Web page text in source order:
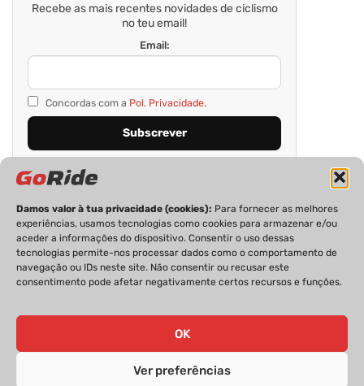
Damos valor à tua privacidade (cookies): Para fornecer as melhores
experiências, usamos tecnologias como cookies para armazenar e/ou
aceder a informações do dispositivo. Consentir o uso dessas
tecnologias permite-nos processar dados como o comportamento de
navegação ou IDs neste site. Não consentir ou recusar este
consentimento pode afetar negativamente certos recursos e funções.
OK
Ver preferências
Recebe as mais recentes novidades de ciclismo
no teu email!
Email:
Concordas com a Pol. Privacidade.
PRIVACIDADE FICHA TÉCNICA
ESTATUTO EDITORIAL